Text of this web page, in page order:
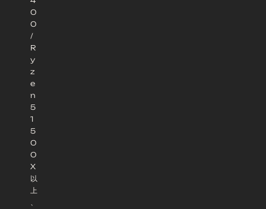
0
0
/
R
y
z
e
n
5
1
5
0
0
X
以
上
、